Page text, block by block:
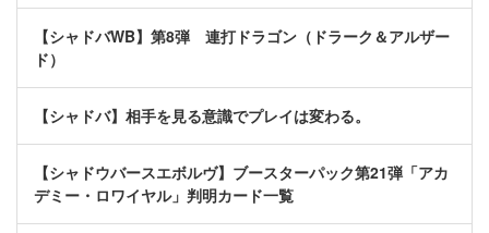
【シャドバWB】第8弾 連打ドラゴン（ドラーク＆アルザー
ド）
【シャドバ】相手を見る意識でプレイは変わる。
【シャドウバースエボルヴ】ブースターパック第21弾「アカ
デミー・ロワイヤル」判明カード一覧